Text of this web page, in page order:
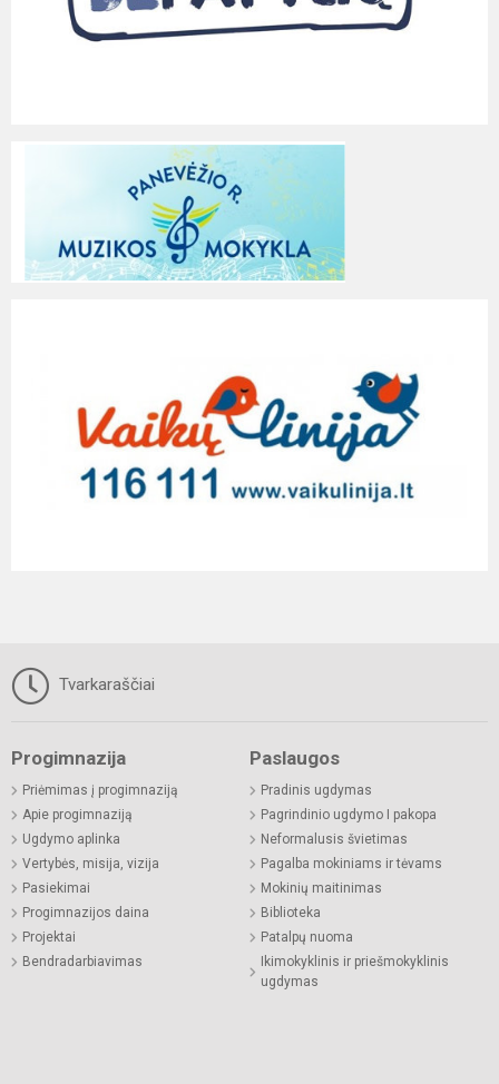
Tvarkaraščiai
Progimnazija
Priėmimas į progimnaziją
Apie progimnaziją
Ugdymo aplinka
Vertybės, misija, vizija
Pasiekimai
Progimnazijos daina
Projektai
Bendradarbiavimas
Paslaugos
Pradinis ugdymas
Pagrindinio ugdymo I pakopa
Neformalusis švietimas
Pagalba mokiniams ir tėvams
Mokinių maitinimas
Biblioteka
Patalpų nuoma
Ikimokyklinis ir priešmokyklinis
ugdymas